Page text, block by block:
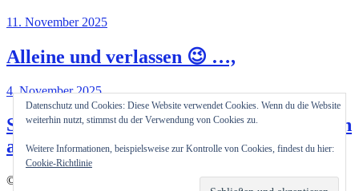
11. November 2025
Alleine und verlassen 😉 …,
4. November 2025
So unterschiedlich können Präsentationen
auf der EICMA 2025 in Italien sein!?
© 2026
Datenschutz und Cookies: Diese Website verwendet Cookies. Wenn du die Website
weiterhin nutzt, stimmst du der Verwendung von Cookies zu.
Weitere Informationen, beispielsweise zur Kontrolle von Cookies, findest du hier:
Cookie-Richtlinie